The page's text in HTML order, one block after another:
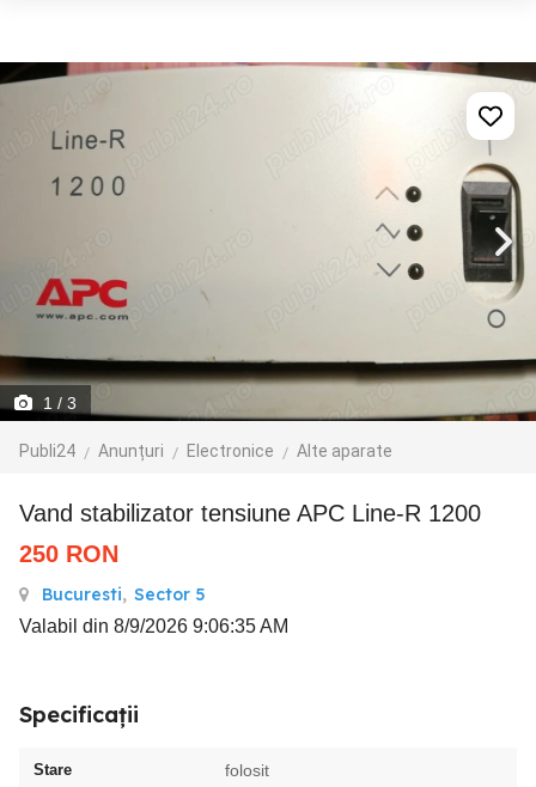
1 / 3
Publi24 Anunțuri Electronice Alte aparate
Vand stabilizator tensiune APC Line-R 1200
250 RON
Bucuresti, Sector 5
Valabil din 8/9/2026 9:06:35 AM
Specificații
Stare folosit